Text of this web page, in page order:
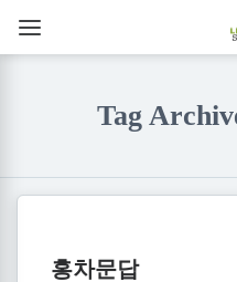
Tag
홍차문답